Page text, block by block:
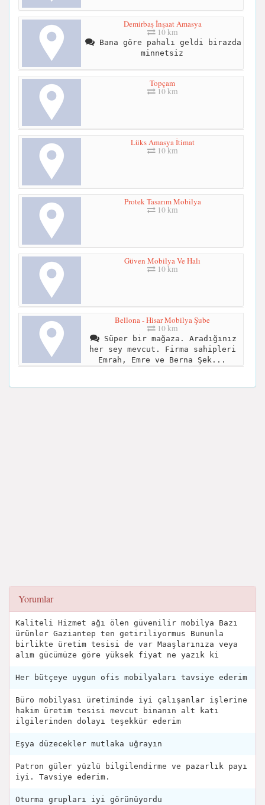
Demirbaş İnşaat Amasya
10 km
Bana göre pahalı geldi birazda
minnetsiz
Topçam
10 km
Lüks Amasya İtimat
10 km
Protek Tasarım Mobilya
10 km
Güven Mobilya Ve Halı
10 km
Bellona - Hisar Mobilya Şube
10 km
Süper bir mağaza. Aradığınız
her sey mevcut. Firma sahipleri
Emrah, Emre ve Berna Şek...
Yorumlar
Kaliteli Hizmet ağı ölen güvenilir mobilya Bazı
ürünler Gaziantep ten getiriliyormus Bununla
birlikte üretim tesisi de var Maaşlarınıza veya
alım gücümüze göre yüksek fiyat ne yazık ki
Her bütçeye uygun ofis mobilyaları tavsiye ederim
Büro mobilyası üretiminde iyi çalışanlar işlerine
hakim üretim tesisi mevcut binanın alt katı
ilgilerinden dolayı teşekkür ederim
Eşya düzecekler mutlaka uğrayın
Patron güler yüzlü bilgilendirme ve pazarlık payı
iyi. Tavsiye ederim.
Oturma grupları iyi görünüyordu